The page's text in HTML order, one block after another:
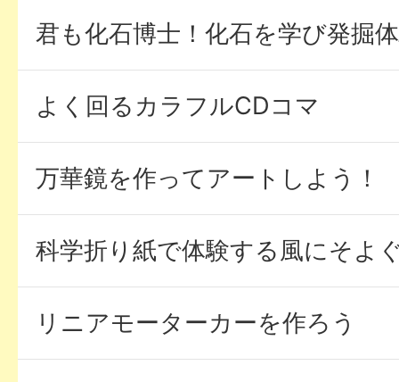
君も化石博士！化石を学び発掘
よく回るカラフルCDコマ
万華鏡を作ってアートしよう！
科学折り紙で体験する風にそよ
リニアモーターカーを作ろう